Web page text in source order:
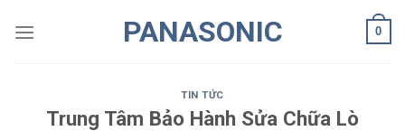
PANASONIC 0
TIN TỨC
Trung Tâm Bảo Hành Sửa Chữa Lò